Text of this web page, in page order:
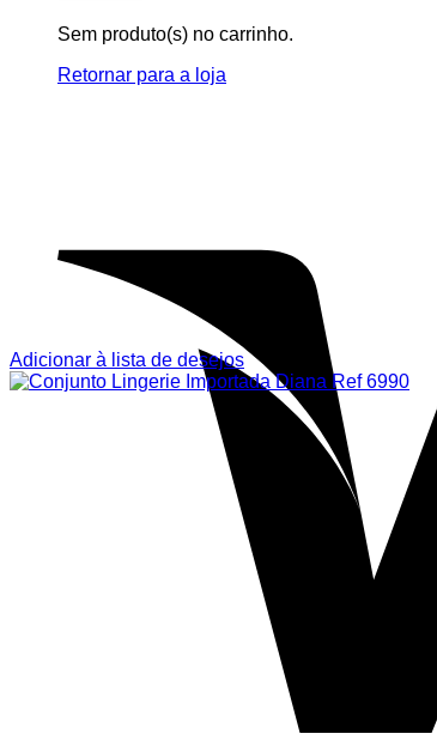
Sem produto(s) no carrinho.
Retornar para a loja
Adicionar à lista de desejos